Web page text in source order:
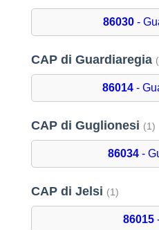
86030-
CAP di Guardiaregia
86014 -
CAP di Guglionesi (1)
86034 -
CAP di Jelsi (1)
86015